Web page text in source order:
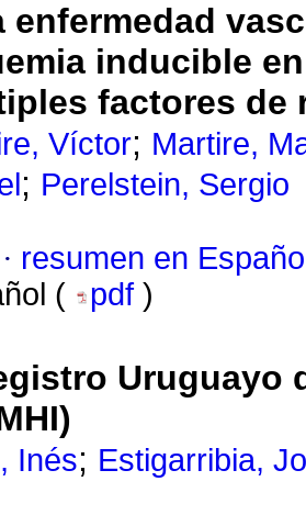
enfermedad
inducible
factores de
Víctor; Martire,
; Perelstein, Sergio
· resumen en
(
pdf )
Uruguayo
Inés; Estigarribia,